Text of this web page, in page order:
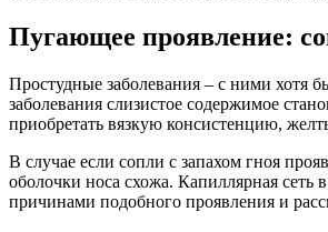
Пугающее проявление:
Простудные заболевания – с ними хотя
заболевания слизистое содержимое
приобретать вязкую консистенцию,
В случае если сопли с запахом гноя
оболочки носа схожа. Капиллярная сеть
причинами подобного проявления и